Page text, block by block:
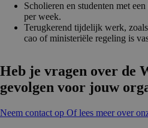
Scholieren en studenten met
per week.
Terugkerend tijdelijk werk,
cao of ministeriële regeling is
Heb je vragen over de
gevolgen voor jouw
Neem contact op Of lees meer over